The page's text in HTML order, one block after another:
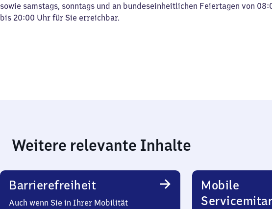
sowie samstags, sonntags und an bundeseinheitlichen Feiertagen von
bis 20:00 Uhr für Sie erreichbar.
Weitere relevante Inhalte
Barrierefreiheit
Auch wenn Sie in Ihrer Mobilität
Mobile